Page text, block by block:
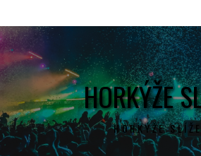
HORKÝŽE
HORKÝŽE